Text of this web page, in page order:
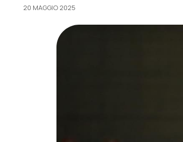
20 MAGGIO 2025